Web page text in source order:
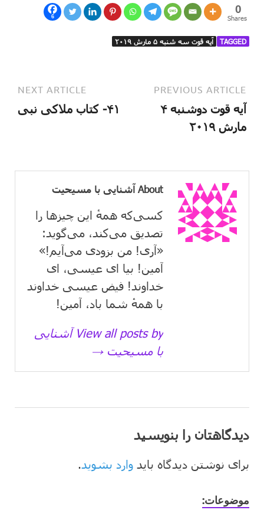
6
0
Shares
TAGGED آیه قوت سه شنبه ۵ مارش ۲۰۱۹
PREVIOUS ARTICLE
آیه قوت دوشنبه ۴
مارش ۲۰۱۹
NEXT ARTICLE
۴۱- کتاب ملاکی نبی
About آشنایی با مسیحیت
کسی‌که همهٔ این چیزها را
تصدیق می‌كند، می‌گوید:
«آری! من بزودی می‌آیم!»
آمین! بیا ای عیسی، ای
خداوند! فیض عیسی خداوند
با همهٔ شما باد، آمین!
View all posts by آشنایی
با مسیحیت →
دیدگاهتان را بنویسید
برای نوشتن دیدگاه باید وارد بشوید.
موضوعات: